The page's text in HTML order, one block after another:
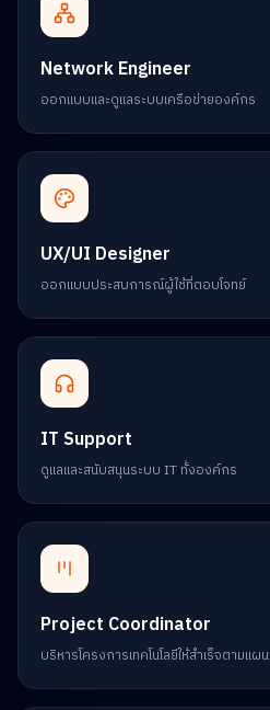
Network Engineer
ออกแบบและดูแลระบบเครือข่ายองค์กร
UX/UI Designer
ออกแบบประสบการณ์ผู้ใช้ที่ตอบโจทย์
IT Support
ดูแลและสนับสนุนระบบ IT ทั้งองค์กร
Project Coordinator
บริหารโครงการเทคโนโลยีให้สำเร็จตามแผน